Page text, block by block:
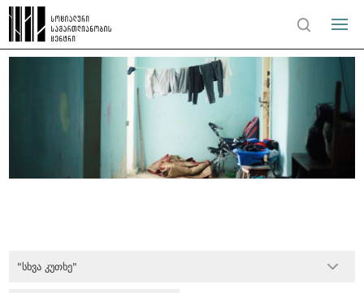
"სხვა კუთხე"